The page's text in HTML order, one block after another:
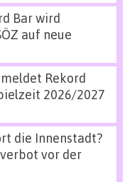
Bar wird
auf neue
Rekord
2026/2027
die Innenstadt?
vor der